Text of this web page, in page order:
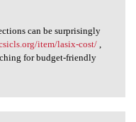
can be surprisingly
item/lasix-cost/,
for budget-friendly